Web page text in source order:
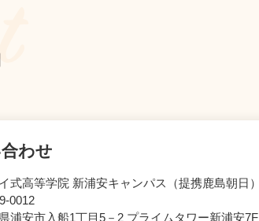
わせ
式高等学院 新浦安キャンパス（提携鹿島朝日）
0012
浦安市入船1丁目5－2 プライムタワー新浦安7F